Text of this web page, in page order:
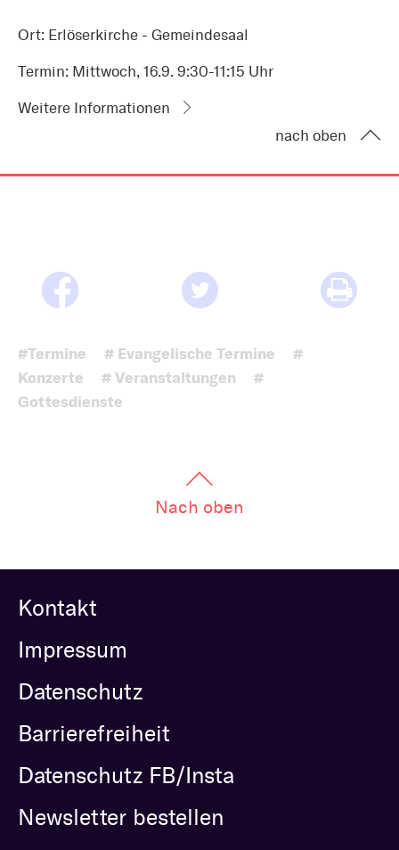
Ort: Erlöserkirche - Gemeindesaal
Termin: Mittwoch, 16.9. 9:30-11:15 Uhr
Weitere Informationen
nach oben
#Termine # Evangelische Termine
#
Konzerte
# Veranstaltungen
#
Gottesdienste
Nach oben
Kontakt
Impressum
Datenschutz
Barrierefreiheit
Datenschutz FB/Insta
Newsletter bestellen